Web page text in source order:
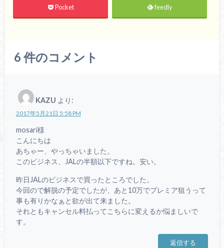
Pocket feedly
6 件のコメント
KAZU より:
2017年5月21日 5:58 PM
mosari様
こんにちは
あちゃー、やっちゃいました。
このビジネス、JALの半額以下ですね。安い。
昨日JALのビジネスで買ったところでした。
今回ので解脱の予定でしたが、あと10万でプレミア狙うって
事も有りかなぁと欲が出て来ました。
それともキャンセル料払ってこちらに変えるか悩ましいで
す。
返信する